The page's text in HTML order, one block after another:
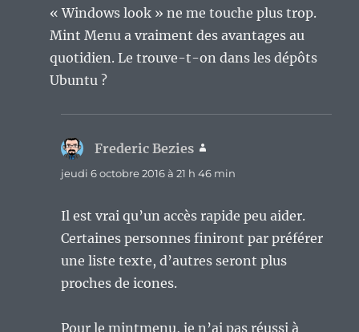
« Windows look » ne me touche plus trop.
Mint Menu a vraiment des avantages au
quotidien. Le trouve-t-on dans les dépôts
Ubuntu ?
Frederic Bezies
jeudi 6 octobre 2016 à 21 h 46 min
Il est vrai qu’un accès rapide peu aider.
Certaines personnes finiront par préférer
une liste texte, d’autres seront plus
proches de icones.
Pour le mintmenu, je n’ai pas réussi à